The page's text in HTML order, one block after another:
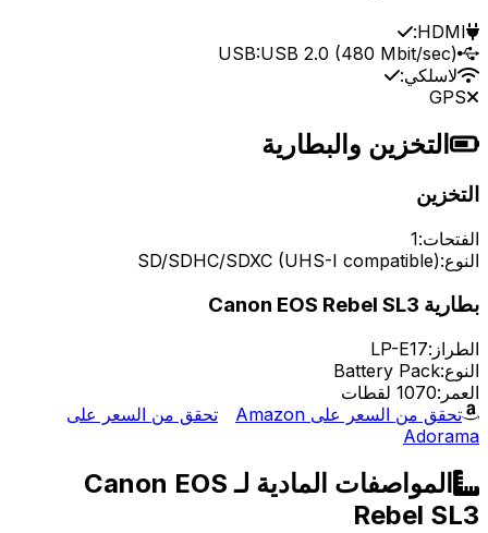
HDMI:
USB:USB 2.0 (480 Mbit/sec)
لاسلكي:
GPS
التخزين والبطارية
التخزين
الفتحات:1
النوع:SD/SDHC/SDXC (UHS-I compatible)
بطارية Canon EOS Rebel SL3
الطراز:LP-E17
النوع:Battery Pack
العمر:1070 لقطات
تحقق من السعر على Amazon
تحقق من السعر على
Adorama
المواصفات المادية لـ Canon EOS
Rebel SL3